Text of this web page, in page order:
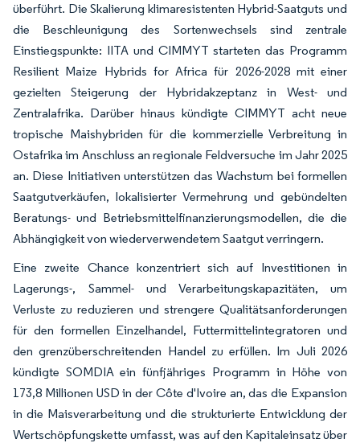
überführt. Die Skalierung klimaresistenten Hybrid-Saatguts und
die Beschleunigung des Sortenwechsels sind zentrale
Einstiegspunkte: IITA und CIMMYT starteten das Programm
Resilient Maize Hybrids for Africa für 2026-2028 mit einer
gezielten Steigerung der Hybridakzeptanz in West- und
Zentralafrika. Darüber hinaus kündigte CIMMYT acht neue
tropische Maishybriden für die kommerzielle Verbreitung in
Ostafrika im Anschluss an regionale Feldversuche im Jahr 2025
an. Diese Initiativen unterstützen das Wachstum bei formellen
Saatgutverkäufen, lokalisierter Vermehrung und gebündelten
Beratungs- und Betriebsmittelfinanzierungsmodellen, die die
Abhängigkeit von wiederverwendetem Saatgut verringern.
Eine zweite Chance konzentriert sich auf Investitionen in
Lagerungs-, Sammel- und Verarbeitungskapazitäten, um
Verluste zu reduzieren und strengere Qualitätsanforderungen
für den formellen Einzelhandel, Futtermittelintegratoren und
den grenzüberschreitenden Handel zu erfüllen. Im Juli 2026
kündigte SOMDIA ein fünfjähriges Programm in Höhe von
173,8 Millionen USD in der Côte d'Ivoire an, das die Expansion
in die Maisverarbeitung und die strukturierte Entwicklung der
Wertschöpfungskette umfasst, was auf den Kapitaleinsatz über